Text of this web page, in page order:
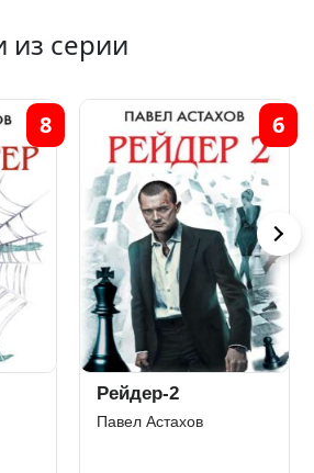
из серии
8
Рейдер-2
Павел Астахов
6